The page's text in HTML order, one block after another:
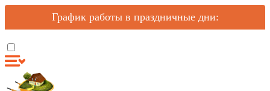
График работы в праздничные дни: